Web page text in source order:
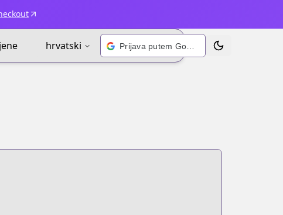
hrvatski Prebaci temu